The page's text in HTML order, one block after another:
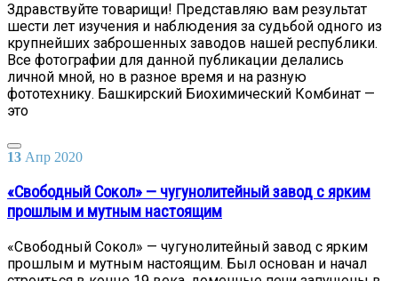
Здравствуйте товарищи! Представляю вам результат
шести лет изучения и наблюдения за судьбой одного из
крупнейших заброшенных заводов нашей республики.
Все фотографии для данной публикации делались
личной мной, но в разное время и на разную
фототехнику. Башкирский Биохимический Комбинат —
это
13 Апр 2020
«Свободный Сокол» — чугунолитейный завод с ярким
прошлым и мутным настоящим
«Свободный Сокол» — чугунолитейный завод с ярким
прошлым и мутным настоящим. Был основан и начал